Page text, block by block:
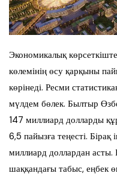
Экономикалық
көлемінің өсу қарқыны
көрінеді. Ресми
мүлдем бөлек. Былтыр
147 миллиард долларды
6,5 пайызға теңесті.
миллиард доллардан
шаққандағы табыс, еңбек